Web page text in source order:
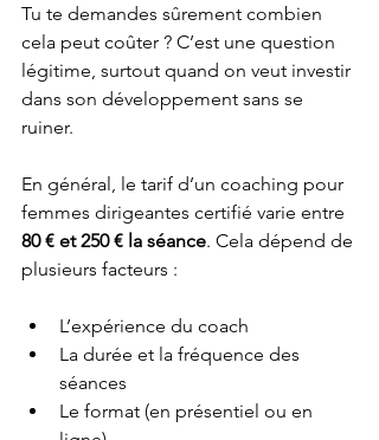
Tu te demandes sûrement combien
cela peut coûter ? C’est une question
légitime, surtout quand on veut investir
dans son développement sans se
ruiner.
En général, le tarif d’un coaching pour
femmes dirigeantes certifié varie entre
80 € et 250 € la séance. Cela dépend de
plusieurs facteurs :
L’expérience du coach
La durée et la fréquence des
séances
Le format (en présentiel ou en